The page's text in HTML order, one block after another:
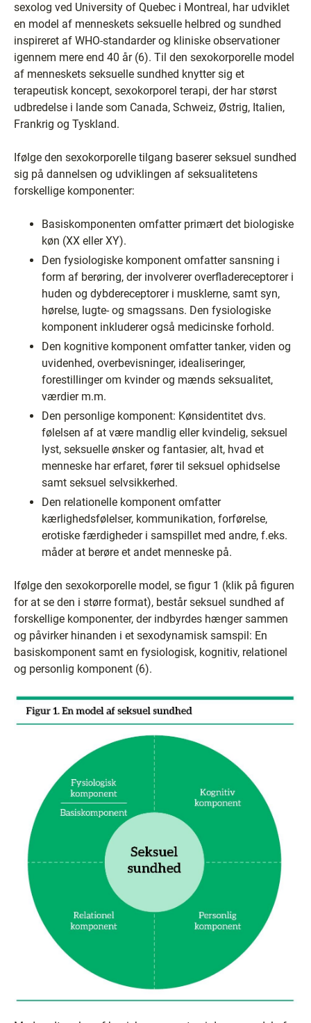
sexolog ved University of Quebec i Montreal, har udviklet
en model af menneskets seksuelle helbred og sundhed
inspireret af WHO-standarder og kliniske observationer
igennem mere end 40 år (6). Til den sexokorporelle model
af menneskets seksuelle sundhed knytter sig et
terapeutisk koncept, sexokorporel terapi, der har størst
udbredelse i lande som Canada, Schweiz, Østrig, Italien,
Frankrig og Tyskland.
Ifølge den sexokorporelle tilgang baserer seksuel sundhed
sig på dannelsen og udviklingen af seksualitetens
forskellige komponenter:
Basiskomponenten omfatter primært det biologiske
køn (XX eller XY).
Den fysiologiske komponent omfatter sansning i
form af berøring, der involverer overfladereceptorer i
huden og dybdereceptorer i musklerne, samt syn,
hørelse, lugte- og smagssans. Den fysiologiske
komponent inkluderer også medicinske forhold.
Den kognitive komponent omfatter tanker, viden og
uvidenhed, overbevisninger, idealiseringer,
forestillinger om kvinder og mænds seksualitet,
værdier m.m.
Den personlige komponent: Kønsidentitet dvs.
følelsen af at være mandlig eller kvindelig, seksuel
lyst, seksuelle ønsker og fantasier, alt, hvad et
menneske har erfaret, fører til seksuel ophidselse
samt seksuel selvsikkerhed.
Den relationelle komponent omfatter
kærlighedsfølelser, kommunikation, forførelse,
erotiske færdigheder i samspillet med andre, f.eks.
måder at berøre et andet menneske på.
Ifølge den sexokorporelle model, se figur 1 (klik på figuren
for at se den i større format), består seksuel sundhed af
forskellige komponenter, der indbyrdes hænger sammen
og påvirker hinanden i et sexodynamisk samspil: En
basiskomponent samt en fysiologisk, kognitiv, relationel
og personlig komponent (6).